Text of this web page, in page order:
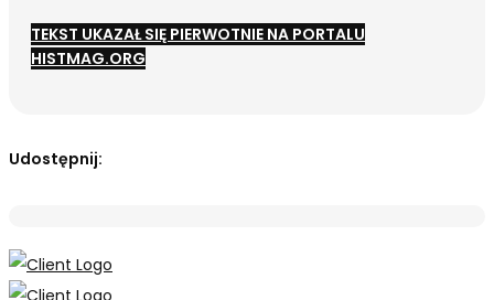
TEKST UKAZAŁ SIĘ PIERWOTNIE NA PORTALU
HISTMAG.ORG
Udostępnij: